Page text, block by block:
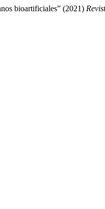
bioartificiales” (2021)